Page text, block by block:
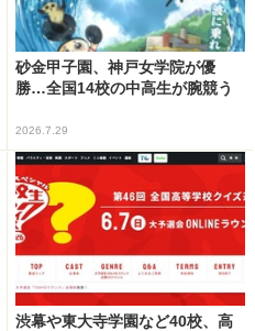
砂金甲子園、神戸女学院が優
勝…全国14校の中高生が腕競う
2026.7.29
渋幕や東大寺学園など40校、高